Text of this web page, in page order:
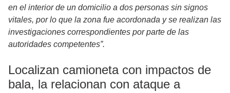
en el interior de un domicilio a dos personas sin signos
vitales, por lo que la zona fue acordonada y se realizan las
investigaciones correspondientes por parte de las
autoridades competentes”.
Localizan camioneta con impactos de
bala, la relacionan con ataque a